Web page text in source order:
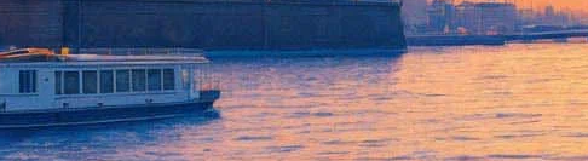
Долгая счастливая жизнь